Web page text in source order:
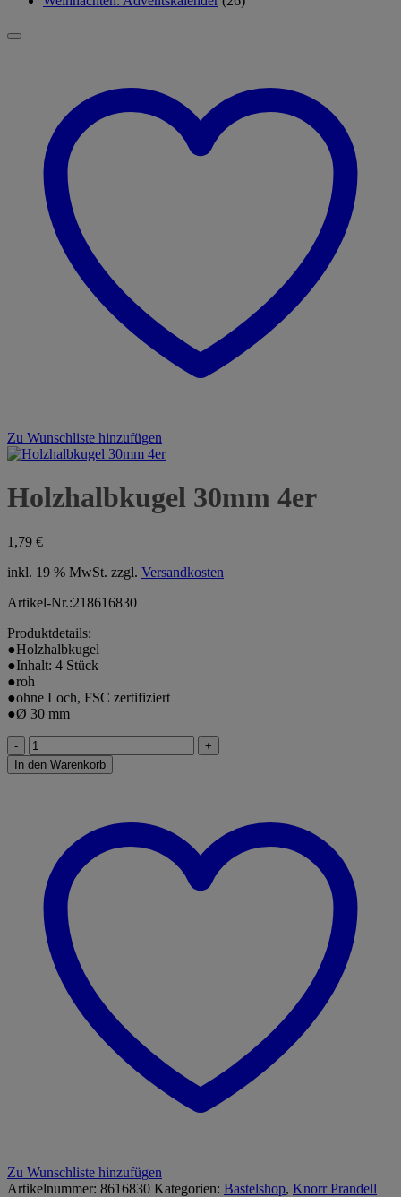
Zu Wunschliste hinzufügen
Holzhalbkugel 30mm 4er
1,79 €
inkl. 19 % MwSt. zzgl. Versandkosten
Artikel-Nr.:218616830
Produktdetails:
●Holzhalbkugel
●Inhalt: 4 Stück
●roh
●ohne Loch, FSC zertifiziert
●Ø 30 mm
Holzhalbkugel
30mm
4er
In den Warenkorb
Zu Wunschliste hinzufügen
Artikelnummer: 8616830 Kategorien: Bastelshop, Knorr Prandell